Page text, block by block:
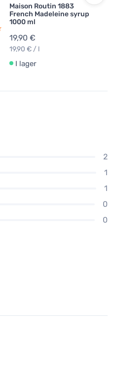
Maison Routin 1883
French Madeleine syrup
1000 ml
19,90 €
19,90 € / l
I lager
2
1
1
0
0